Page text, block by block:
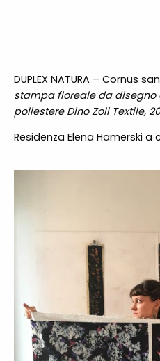
DUPLEX NATURA – Cornus
stampa floreale da disegno
poliestere Dino Zoli Textile,
Residenza Elena Hamerski